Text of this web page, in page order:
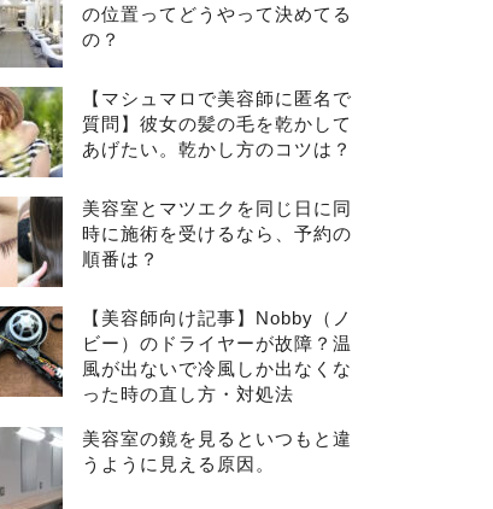
の位置ってどうやって決めてる
の？
【マシュマロで美容師に匿名で
質問】彼女の髪の毛を乾かして
あげたい。乾かし方のコツは？
美容室とマツエクを同じ日に同
時に施術を受けるなら、予約の
順番は？
【美容師向け記事】Nobby（ノ
ビー）のドライヤーが故障？温
風が出ないで冷風しか出なくな
った時の直し方・対処法
美容室の鏡を見るといつもと違
うように見える原因。